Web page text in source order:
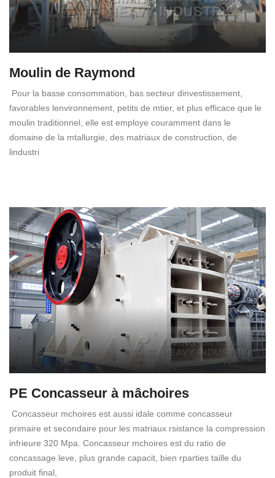
Moulin de Raymond
Pour la basse consommation, bas secteur dinvestissement,
favorables lenvironnement, petits de mtier, et plus efficace que le
moulin traditionnel, elle est employe couramment dans le
domaine de la mtallurgie, des matriaux de construction, de
lindustri
PE Concasseur à mâchoires
Concasseur mchoires est aussi idale comme concasseur
primaire et secondaire pour les matriaux rsistance la compression
infrieure 320 Mpa. Concasseur mchoires est du ratio de
concassage leve, plus grande capacit, bien rparties taille du
produit final,